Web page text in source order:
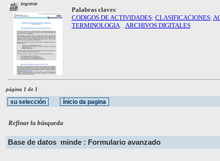
imprimir
Palabras claves:
CODIGOS DE ACTIVIDADES; CLASIFICACIONES;
TERMINOLOGIA
ARCHIVOS DIGITALES
página 1 de 1
Refinar la búsqueda
Base de datos minde : Formulario avanzado